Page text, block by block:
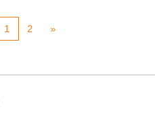
1 2 »